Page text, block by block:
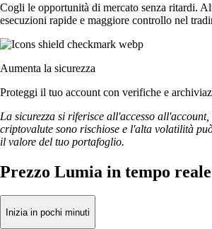
Cogli le opportunità di mercato senza ritardi.
esecuzioni rapide e maggiore controllo nel
Aumenta la sicurezza
Proteggi il tuo account con verifiche e
La sicurezza si riferisce all'accesso
criptovalute sono rischiose e l'alta volatilità
il valore del tuo portafoglio.
Prezzo Lumia in tempo reale
Inizia in pochi minuti